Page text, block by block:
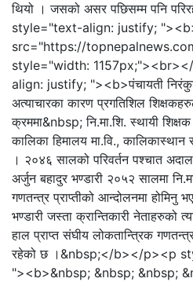
थियो । जसको असर पछिसम्म पनि
style="text-align: justify;
src="https://
style="width:
align: justify; "><b>पंचायती
अत्याचारका कारण प्रगतिशिल
क्रममा&nbsp; नि.मा.शि. स्थायी
कालिका हिमालय मा.वि., कालिकास्थान
। २०४६ सालको परिवर्तन पश्चात
अर्जुन बहादुर भण्डारी २०५२ सालमा
गणतन्त्र प्राप्तीको आन्दोलनमा होमिनु
भण्डारी जस्ता क्रान्तिकारी नेताहरुको
हाल प्राप्त संघीय लोकतान्त्रिक
रहेको छ ।&nbsp;</b></p><p
"><b>&nbsp; &nbsp; &nbsp;